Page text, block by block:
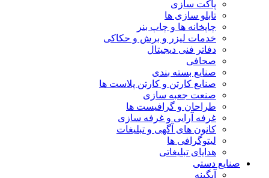
پاکت سازی
تابلو سازی ها
چاپخانه ها و چاپ بنر
خدمات لیزر و برش و حکاکی
دفاتر فنی دیجیتال
صحافی
صنایع بسته بندی
صنایع کارتن و کارتن پلاست ها
صنعت جعبه سازی
طراحان و گرافیست ها
غرفه آرایی و غرفه سازی
کانون های آگهی و تبلیغات
لیتوگرافی ها
هدایای تبلیغاتی
صنایع دستی
آبگینه